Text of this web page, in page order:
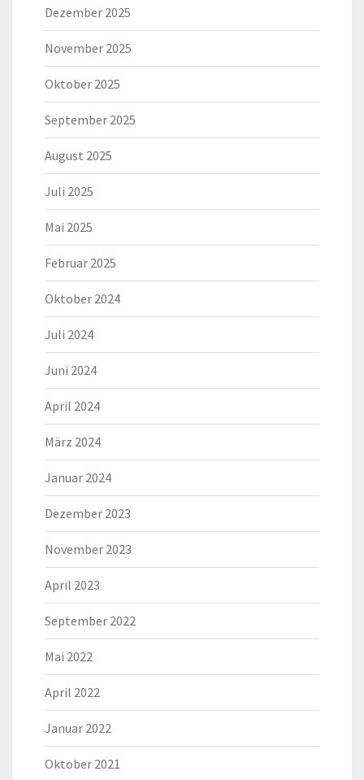
Dezember 2025
November 2025
Oktober 2025
September 2025
August 2025
Juli 2025
Mai 2025
Februar 2025
Oktober 2024
Juli 2024
Juni 2024
April 2024
März 2024
Januar 2024
Dezember 2023
November 2023
April 2023
September 2022
Mai 2022
April 2022
Januar 2022
Oktober 2021